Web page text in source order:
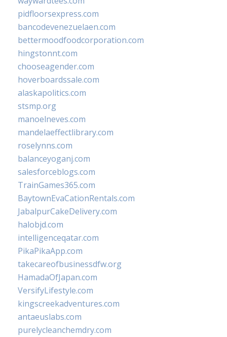
pidfloorsexpress.com
bancodevenezuelaen.com
bettermoodfoodcorporation.com
hingstonnt.com
chooseagender.com
hoverboardssale.com
alaskapolitics.com
stsmp.org
manoelneves.com
mandelaeffectlibrary.com
roselynns.com
balanceyoganj.com
salesforceblogs.com
TrainGames365.com
BaytownEvaCationRentals.com
JabalpurCakeDelivery.com
halobjd.com
intelligenceqatar.com
PikaPikaApp.com
takecareofbusinessdfw.org
HamadaOfJapan.com
VersifyLifestyle.com
kingscreekadventures.com
antaeuslabs.com
purelycleanchemdry.com